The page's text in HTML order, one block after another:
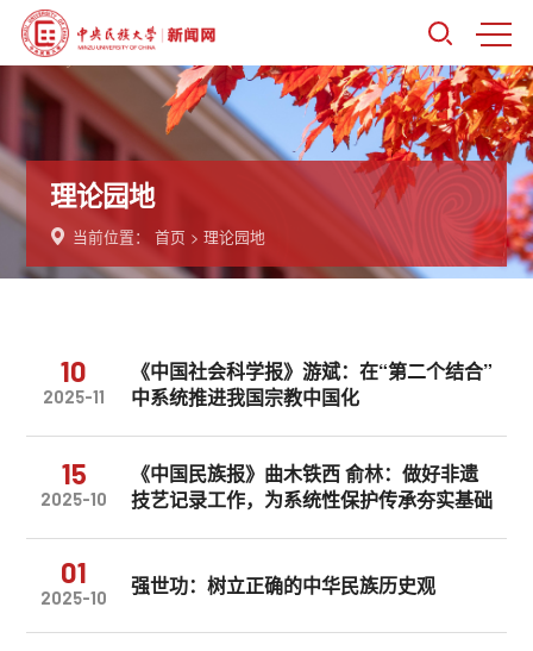
理论园地
当前位置：首页 >理论园地
10
2025-11
《中国社会科学报》游斌：在“第二个结合”
中系统推进我国宗教中国化
15
2025-10
《中国民族报》曲木铁西 俞林：做好非遗
技艺记录工作，为系统性保护传承夯实基础
01
2025-10 强世功：树立正确的中华民族历史观